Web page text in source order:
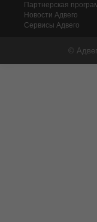
Партнерская
Новости Адвего
Сервисы Адвего
©